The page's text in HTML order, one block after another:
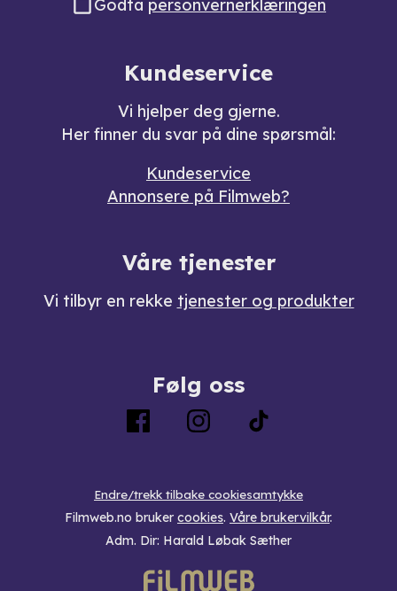
Godta personvernerklæringen
Kundeservice
Vi hjelper deg gjerne.
Her finner du svar på dine spørsmål:
Kundeservice
Annonsere på Filmweb?
Våre tjenester
Vi tilbyr en rekke tjenester og produkter
Følg oss
Endre/trekk tilbake cookiesamtykke
Filmweb.no bruker cookies. Våre brukervilkår.
Adm. Dir: Harald Løbak Sæther